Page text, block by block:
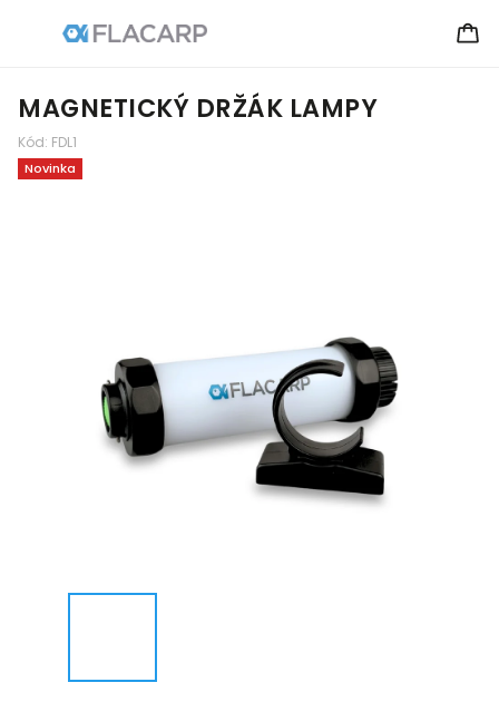
MAGNETICKÝ DRŽÁK LAMPY
Kód: FDL1
Novinka